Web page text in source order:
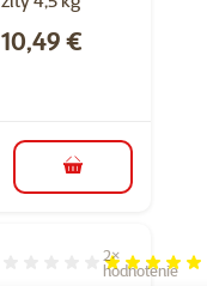
Cena
10,49 €
do košíka
Hodnotenie 100%, počet
2×
hodnotenie